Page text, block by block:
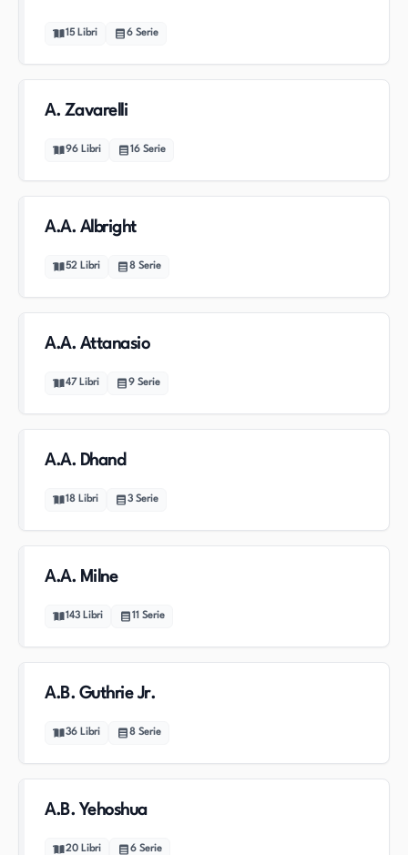
15 Libri 6 Serie
A. Zavarelli
96 Libri 16 Serie
A.A. Albright
52 Libri 8 Serie
A.A. Attanasio
47 Libri 9 Serie
A.A. Dhand
18 Libri 3 Serie
A.A. Milne
143 Libri 11 Serie
A.B. Guthrie Jr.
36 Libri 8 Serie
A.B. Yehoshua
20 Libri 6 Serie